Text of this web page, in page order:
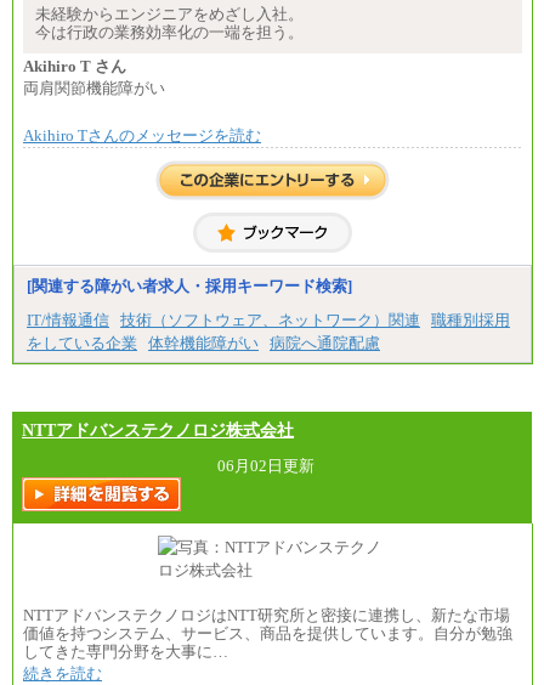
※地域や業務内容によって変動があります
※試用期間中も給与に変更はございません
未経験からエンジニアをめざし入社。
今は行政の業務効率化の一端を担う。
Akihiro T さん
両肩関節機能障がい
Akihiro Tさんのメッセージを読む
[関連する障がい者求人・採用キーワード検索]
IT/情報通信 技術（ソフトウェア、ネットワーク）関連
職種別採用
をしている企業
体幹機能障がい 病院へ通院配慮
NTTアドバンステクノロジ株式会社
06月02日更新
NTTアドバンステクノロジはNTT研究所と密接に連携し、新たな市場
価値を持つシステム、サービス、商品を提供しています。自分が勉強
してきた専門分野を大事に…
続きを読む